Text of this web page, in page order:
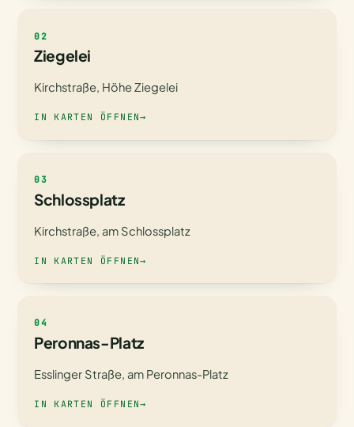
02
Ziegelei
Kirchstraße, Höhe Ziegelei
IN KARTEN ÖFFNEN→
03
Schlossplatz
Kirchstraße, am Schlossplatz
IN KARTEN ÖFFNEN→
04
Peronnas-Platz
Esslinger Straße, am Peronnas-Platz
IN KARTEN ÖFFNEN→